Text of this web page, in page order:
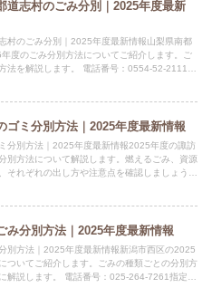
道志村のごみ分別｜2025年度最新
村のごみ分別｜2025年度最新情報山梨県南都
度のごみ分別方法についてご紹介します。ご
法を解説します。 電話番号：0554-52-2111
ゴミ分別方法｜2025年度最新情報
分別方法｜2025年度最新情報2025年度の諏訪
別方法について解説します。燃えるごみ、資源
それぞれの出し方や注意点を確認しましょう。
み分別方法｜2025年度最新情報
別方法｜2025年度最新情報新潟市西区の2025
ついてご紹介します。ごみの種類ごとの分別方
解説します。 電話番号：025-264-7261指定袋